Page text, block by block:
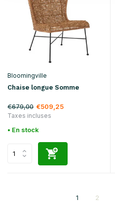
Bloomingville
Chaise longue Somme
€679,00 €509,25
Taxes incluses
• En stock
1 2